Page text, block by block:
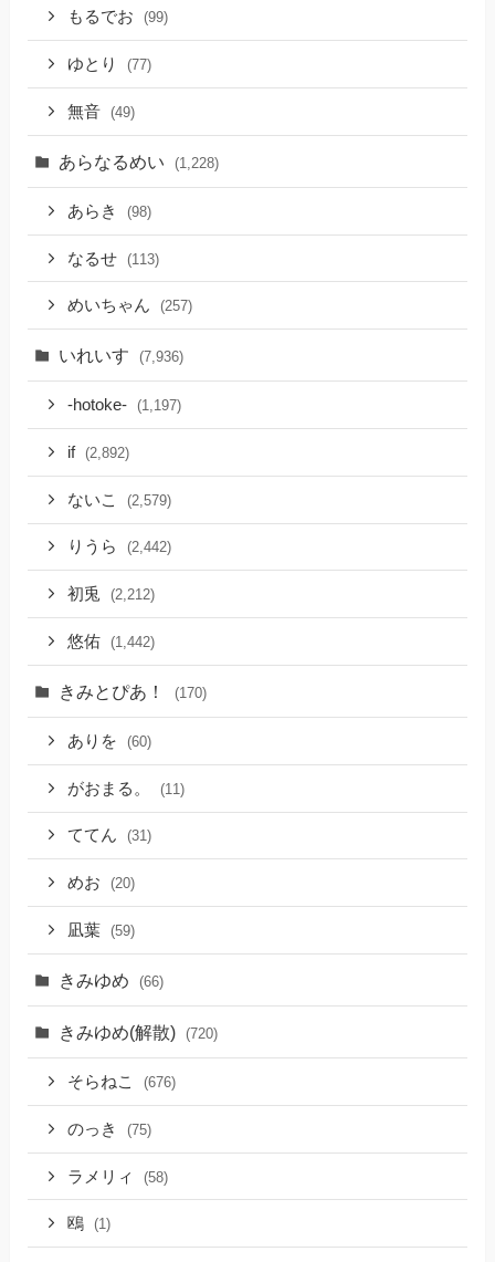
もるでお (99)
ゆとり (77)
無音 (49)
あらなるめい (1,228)
あらき (98)
なるせ (113)
めいちゃん (257)
いれいす (7,936)
-hotoke- (1,197)
if (2,892)
ないこ (2,579)
りうら (2,442)
初兎 (2,212)
悠佑 (1,442)
きみとぴあ！ (170)
ありを (60)
がおまる。 (11)
ててん (31)
めお (20)
凪葉 (59)
きみゆめ (66)
きみゆめ(解散) (720)
そらねこ (676)
のっき (75)
ラメリィ (58)
鴎 (1)